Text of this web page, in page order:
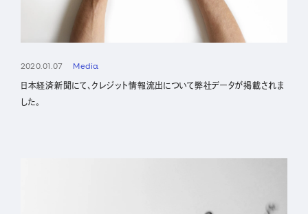
2020.01.07 Media
日本経済新聞にて、クレジット情報流出について弊社データが掲載されま
した。